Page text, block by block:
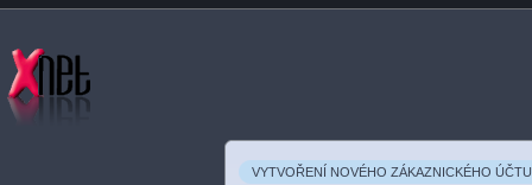
VYTVOŘENÍ NOVÉHO ZÁKAZNICKÉHO ÚČTU